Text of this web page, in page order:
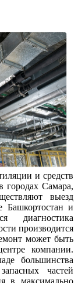
и средств
городах Самара,
выезд
Башкортостан и
диагностика
производится
может быть
компании.
большинства
частей